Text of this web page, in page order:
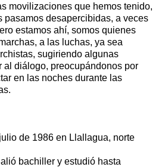
movilizaciones que hemos tenido,
pasamos desapercibidas, a veces
estamos ahí, somos quienes
a las luchas, ya sea
sugiriendo algunas
al diálogo, preocupándonos por
en las noches durante las
de 1986 en Llallagua, norte
bachiller y estudió hasta